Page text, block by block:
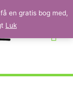
en gratis bog med,
Luk